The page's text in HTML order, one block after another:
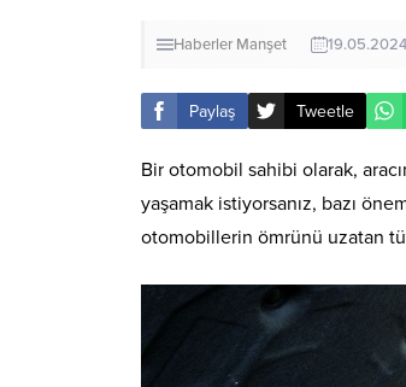
Haberler Manşet 19.05.2024
Paylaş Tweetle
Bir otomobil sahibi olarak,
yaşamak istiyorsanız, bazı
otomobillerin ömrünü uzatan